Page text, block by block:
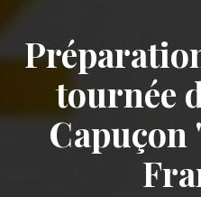
tournée
Capuçon